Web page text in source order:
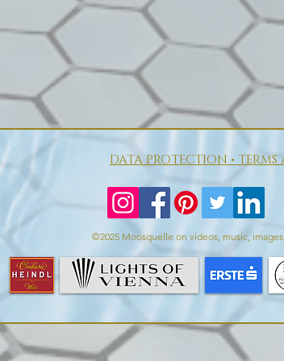
DATA PROTECTION •
©2025 Moosquelle on videos, music,